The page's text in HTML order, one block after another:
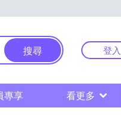
搜尋 登入
專享 看更多